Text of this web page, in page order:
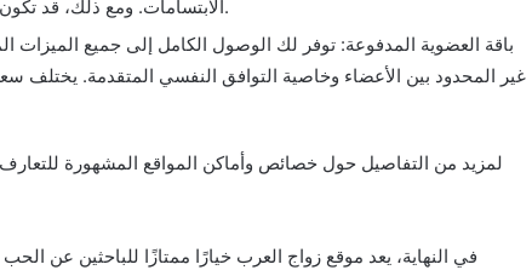
الابتسامات. ومع ذلك، قد تكون بعض الميزات المتقدمة غير متاحة في هذه الباقة.
باقة العضوية المدفوعة: توفر لك الوصول الكامل إلى جميع الميزات
غير المحدود بين الأعضاء وخاصية التوافق النفسي المتقدمة. يختلف
لمزيد من التفاصيل حول خصائص وأماكن المواقع المشهورة
في النهاية، يعد موقع زواج العرب خيارًا ممتازًا للباحثين عن